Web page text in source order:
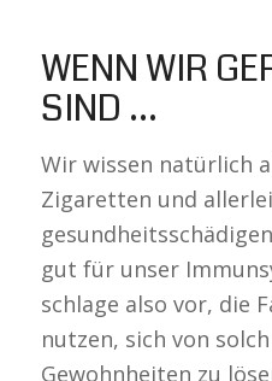
WENN WIR
SIND …
Wir wissen natürlich
Zigaretten und
gut für unser
schlage also vor, die
nutzen, sich von
Gewohnheiten zu